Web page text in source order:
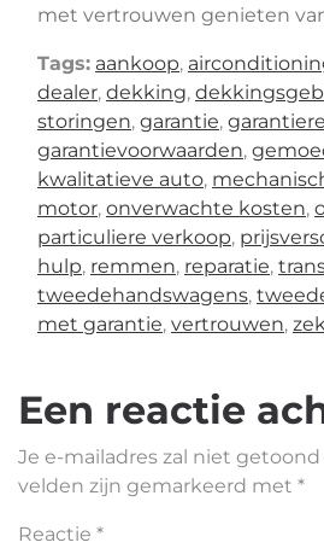
met vertrouwen genieten
Tags: aankoop,
dealer, dekking,
storingen, garantie,
garantievoorwaarden,
kwalitatieve auto,
motor, onverwachte kosten,
particuliere verkoop,
hulp, remmen, reparatie,
tweedehandswagens,
met garantie, vertrouwen,
Een reactie
Je e-mailadres zal niet
velden zijn gemarkeerd met *
Reactie *